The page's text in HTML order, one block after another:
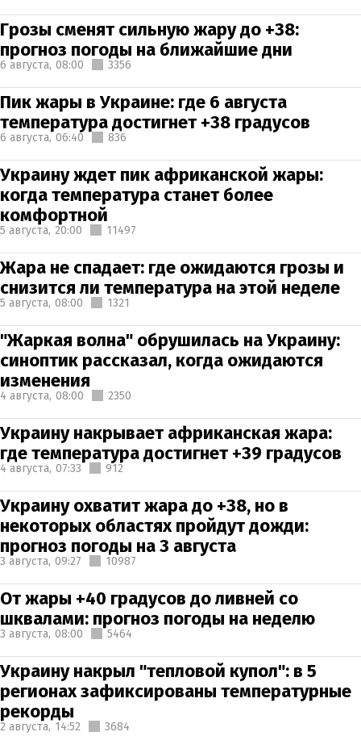
Грозы сменят сильную жару до +38:
прогноз погоды на ближайшие дни
6 августа, 08:00 3356
Пик жары в Украине: где 6 августа
температура достигнет +38 градусов
6 августа, 06:40 836
Украину ждет пик африканской жары:
когда температура станет более
комфортной
5 августа, 20:00 11497
Жара не спадает: где ожидаются грозы и
снизится ли температура на этой неделе
5 августа, 08:00 1321
"Жаркая волна" обрушилась на Украину:
синоптик рассказал, когда ожидаются
изменения
4 августа, 08:00 2350
Украину накрывает африканская жара:
где температура достигнет +39 градусов
4 августа, 07:33 912
Украину охватит жара до +38, но в
некоторых областях пройдут дожди:
прогноз погоды на 3 августа
3 августа, 09:27 10987
От жары +40 градусов до ливней со
шквалами: прогноз погоды на неделю
3 августа, 08:00 5464
Украину накрыл "тепловой купол": в 5
регионах зафиксированы температурные
рекорды
2 августа, 14:52 3684